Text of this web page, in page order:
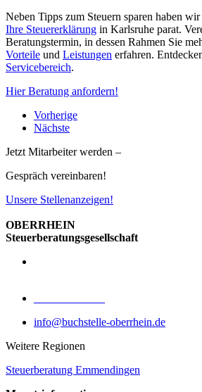
Neben Tipps zum Steuern sparen haben
Ihre Steuererklärung in Karlsruhe parat.
Beratungstermin, in dessen Rahmen Sie
Vorteile und Leistungen erfahren.
Servicebereich.
Hier Beratung anfordern!
Vorherige
Nächste
Jetzt Mitarbeiter werden –
Gespräch vereinbaren!
Unsere Stellenanzeigen!
OBERRHEIN
Steuerberatungsgesellschaft
info@buchstelle-oberrhein.de
Weitere Regionen
Steuerberatung Emmendingen